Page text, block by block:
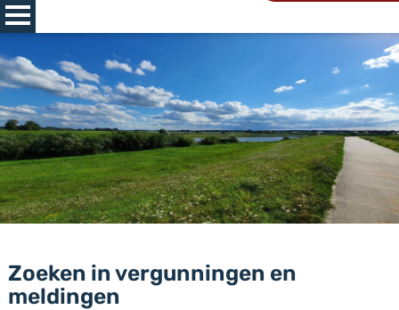
Zoeken in vergunningen en
meldingen